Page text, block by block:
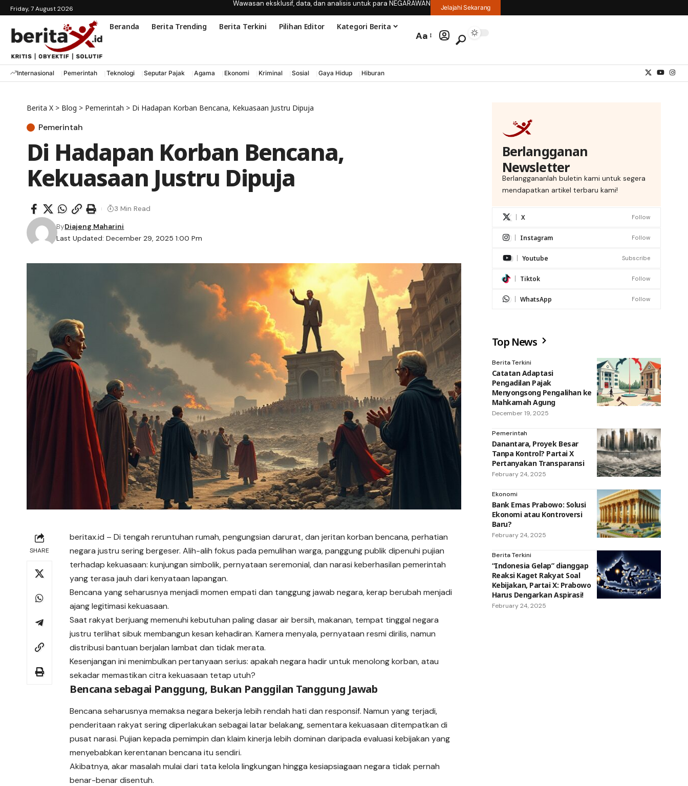
Friday, 7 August 2026
Wawasan eksklusif, data, dan analisis untuk para NEGARAWAN Jelajahi Sekarang
Beranda Berita Trending Berita Terkini Pilihan Editor Kategori Berita
Aa
Internasional Pemerintah Teknologi Seputar Pajak Agama Ekonomi Kriminal Sosial Gaya Hidup Hiburan
Berita X > Blog > Pemerintah > Di Hadapan Korban Bencana, Kekuasaan Justru Dipuja
Pemerintah
Di Hadapan Korban Bencana,
Kekuasaan Justru Dipuja
Last Updated: December 29, 2025 1:00 Pm
ByDiajeng Maharini
3 Min Read
SHARE
beritax.id – Di tengah reruntuhan rumah, pengungsian darurat, dan jeritan korban bencana, perhatian
negara justru sering bergeser. Alih-alih fokus pada pemulihan warga, panggung publik dipenuhi pujian
terhadap kekuasaan: kunjungan simbolik, pernyataan seremonial, dan narasi keberhasilan pemerintah
yang terasa jauh dari kenyataan lapangan.
Bencana yang seharusnya menjadi momen empati dan tanggung jawab negara, kerap berubah menjadi
ajang legitimasi kekuasaan.
Saat rakyat berjuang memenuhi kebutuhan paling dasar air bersih, makanan, tempat tinggal negara
justru terlihat sibuk membangun kesan kehadiran. Kamera menyala, pernyataan resmi dirilis, namun
distribusi bantuan berjalan lambat dan tidak merata.
Kesenjangan ini menimbulkan pertanyaan serius: apakah negara hadir untuk menolong korban, atau
sekadar memastikan citra kekuasaan tetap utuh?
Bencana sebagai Panggung, Bukan Panggilan Tanggung Jawab
Bencana seharusnya memaksa negara bekerja lebih rendah hati dan responsif. Namun yang terjadi,
penderitaan rakyat sering diperlakukan sebagai latar belakang, sementara kekuasaan ditempatkan di
pusat narasi. Pujian kepada pemimpin dan klaim kinerja lebih dominan daripada evaluasi kebijakan yang
menyebabkan kerentanan bencana itu sendiri.
Akibatnya, akar masalah mulai dari tata kelola lingkungan hingga kesiapsiagaan negara tidak pernah
benar-benar disentuh.
Berlangganan
Newsletter
Berlanggananlah buletin kami untuk segera
mendapatkan artikel terbaru kami!
X Follow
Instagram Follow
Youtube Subscribe
Tiktok Follow
WhatsApp Follow
Top News
Berita Terkini
Catatan Adaptasi
Pengadilan Pajak
Menyongsong Pengalihan ke
Mahkamah Agung
December 19, 2025
Pemerintah
Danantara, Proyek Besar
Tanpa Kontrol? Partai X
Pertanyakan Transparansi
February 24, 2025
Ekonomi
Bank Emas Prabowo: Solusi
Ekonomi atau Kontroversi
Baru?
February 24, 2025
Berita Terkini
“Indonesia Gelap” dianggap
Reaksi Kaget Rakyat Soal
Kebijakan, Partai X: Prabowo
Harus Dengarkan Aspirasi!
February 24, 2025